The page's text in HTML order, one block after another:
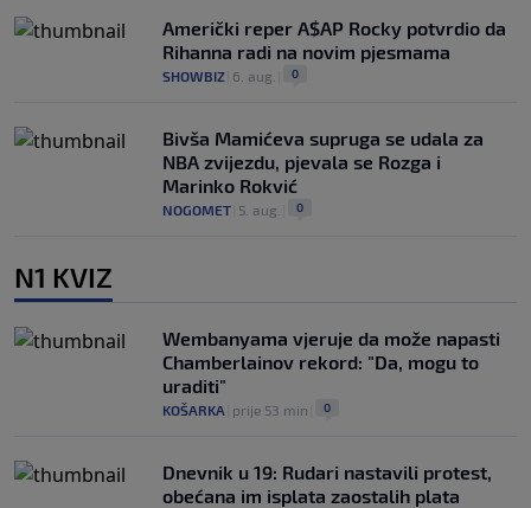
Američki reper A$AP Rocky potvrdio da
Rihanna radi na novim pjesmama
SHOWBIZ 6. aug. 0
Bivša Mamićeva supruga se udala za
NBA zvijezdu, pjevala se Rozga i
Marinko Rokvić
NOGOMET 5. aug. 0
N1 KVIZ
Wembanyama vjeruje da može napasti
Chamberlainov rekord: "Da, mogu to
uraditi"
KOŠARKA prije 53 min 0
Dnevnik u 19: Rudari nastavili protest,
obećana im isplata zaostalih plata